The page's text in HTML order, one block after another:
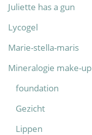
Juliette has a gun
Lycogel
Marie-stella-maris
Mineralogie make-up
foundation
Gezicht
Lippen